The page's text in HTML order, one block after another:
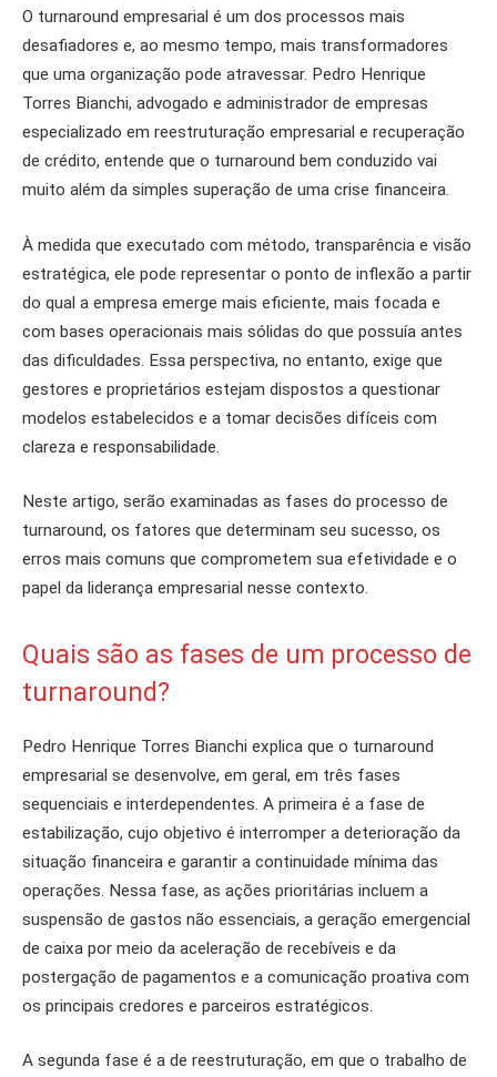
O turnaround empresarial é um dos processos mais
desafiadores e, ao mesmo tempo, mais transformadores
que uma organização pode atravessar. Pedro Henrique
Torres Bianchi, advogado e administrador de empresas
especializado em reestruturação empresarial e recuperação
de crédito, entende que o turnaround bem conduzido vai
muito além da simples superação de uma crise financeira.
À medida que executado com método, transparência e visão
estratégica, ele pode representar o ponto de inflexão a partir
do qual a empresa emerge mais eficiente, mais focada e
com bases operacionais mais sólidas do que possuía antes
das dificuldades. Essa perspectiva, no entanto, exige que
gestores e proprietários estejam dispostos a questionar
modelos estabelecidos e a tomar decisões difíceis com
clareza e responsabilidade.
Neste artigo, serão examinadas as fases do processo de
turnaround, os fatores que determinam seu sucesso, os
erros mais comuns que comprometem sua efetividade e o
papel da liderança empresarial nesse contexto.
Quais são as fases de um processo de
turnaround?
Pedro Henrique Torres Bianchi explica que o turnaround
empresarial se desenvolve, em geral, em três fases
sequenciais e interdependentes. A primeira é a fase de
estabilização, cujo objetivo é interromper a deterioração da
situação financeira e garantir a continuidade mínima das
operações. Nessa fase, as ações prioritárias incluem a
suspensão de gastos não essenciais, a geração emergencial
de caixa por meio da aceleração de recebíveis e da
postergação de pagamentos e a comunicação proativa com
os principais credores e parceiros estratégicos.
A segunda fase é a de reestruturação, em que o trabalho de